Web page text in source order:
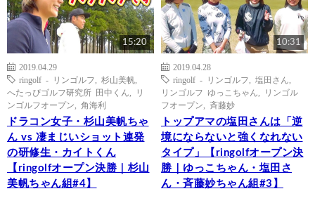
15:20
2019.04.29
ringolf - リンゴルフ
杉山美帆
へたっぴゴルフ研究所 田中くん
リ
ンゴルフオープン
角海利
ドラコン女子・杉山美帆ちゃ
ん vs 凄まじいショット連発
の研修生・カイトくん
【ringolfオープン決勝｜杉山
美帆ちゃん組#4】
10:31
2019.04.28
ringolf - リンゴルフ
塩田さん
リンゴルフ ゆっこちゃん
リンゴル
フオープン
斉藤妙
トップアマの塩田さんは「逆
境にならないと強くなれない
タイプ」【ringolfオープン決
勝｜ゆっこちゃん・塩田さ
ん・斉藤妙ちゃん組#3】